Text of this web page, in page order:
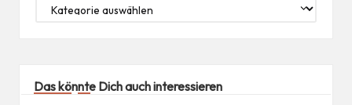
Das könnte Dich auch interessieren